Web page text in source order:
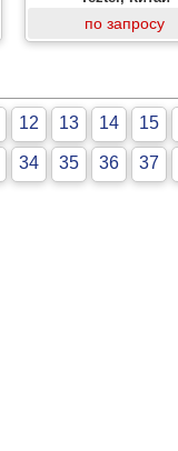
по запросу
12 13 14 15
34 35 36 37